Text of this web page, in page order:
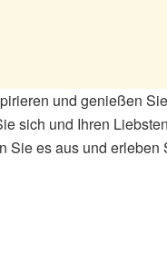
und genießen
sich und Ihren
Sie es aus und